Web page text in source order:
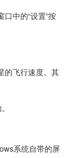
中的“设置”按
的飞行速度。其
系统自带的屏